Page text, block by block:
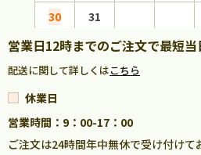
30
31
営業日12時までのご注文で最短当
配送に関して詳しくはこちら
休業日
営業時間：9：00-17：00
ご注文は24時間年中無休で受け付け